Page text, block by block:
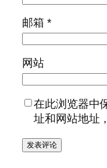
邮箱 *
网站
在此浏览器中
址和网站地址